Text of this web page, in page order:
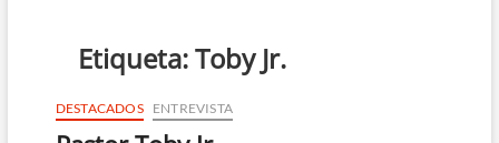
Etiqueta:Toby Jr.
DESTACADOS ENTREVISTA